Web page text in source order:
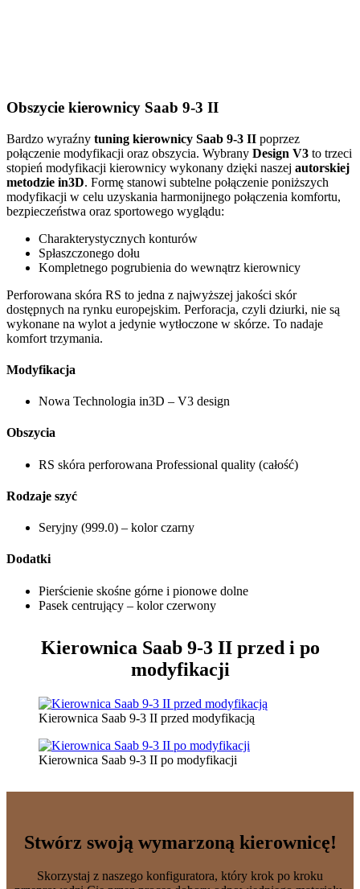
Obszycie kierownicy Saab 9-3 II
Bardzo wyraźny tuning kierownicy Saab 9-3 II poprzez
połączenie modyfikacji oraz obszycia. Wybrany Design V3 to trzeci
stopień modyfikacji kierownicy wykonany dzięki naszej autorskiej
metodzie in3D. Formę stanowi subtelne połączenie poniższych
modyfikacji w celu uzyskania harmonijnego połączenia komfortu,
bezpieczeństwa oraz sportowego wyglądu:
Charakterystycznych konturów
Spłaszczonego dołu
Kompletnego pogrubienia do wewnątrz kierownicy
Perforowana skóra RS to jedna z najwyższej jakości skór
dostępnych na rynku europejskim. Perforacja, czyli dziurki, nie są
wykonane na wylot a jedynie wytłoczone w skórze. To nadaje
komfort trzymania.
Modyfikacja
Nowa Technologia in3D – V3 design
Obszycia
RS skóra perforowana Professional quality (całość)
Rodzaje szyć
Seryjny (999.0) – kolor czarny
Dodatki
Pierścienie skośne górne i pionowe dolne
Pasek centrujący – kolor czerwony
Kierownica Saab 9-3 II przed i po
modyfikacji
Kierownica Saab 9-3 II przed modyfikacją
Kierownica Saab 9-3 II po modyfikacji
Stwórz swoją wymarzoną kierownicę!
Skorzystaj z naszego konfiguratora, który krok po kroku